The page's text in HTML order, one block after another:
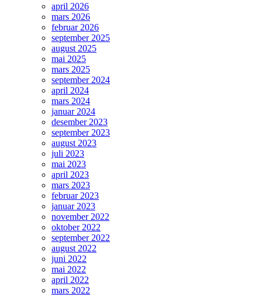
april 2026
mars 2026
februar 2026
september 2025
august 2025
mai 2025
mars 2025
september 2024
april 2024
mars 2024
januar 2024
desember 2023
september 2023
august 2023
juli 2023
mai 2023
april 2023
mars 2023
februar 2023
januar 2023
november 2022
oktober 2022
september 2022
august 2022
juni 2022
mai 2022
april 2022
mars 2022